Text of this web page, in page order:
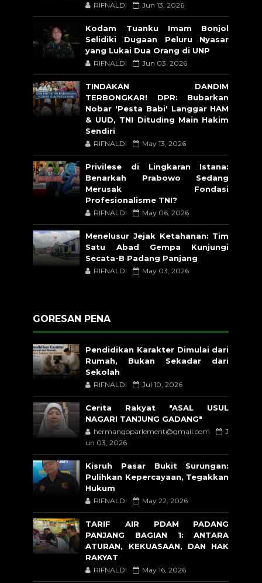
RIFNALDI Jun 13, 2026
Kodam Tuanku Imam Bonjol
Selidiki Dugaan Peluru Nyasar
yang Lukai Dua Orang di UNP
RIFNALDI Jun 03, 2026
TINDAKAN DANDIM
TERBONGKAR! DPR: Bubarkan
Nobar 'Pesta Babi' Langgar HAM
& UUD, TNI Dituding Main Hakim
Sendiri
RIFNALDI May 13, 2026
Privilese di Lingkaran Istana:
Benarkah Prabowo Sedang
Merusak Fondasi
Profesionalisme TNI?
RIFNALDI May 06, 2026
Menelusur Jejak Ketahanan: Tim
Satu Abad Gempa Kunjungi
Secata-B Padang Panjang
RIFNALDI May 03, 2026
GORESAN PENA
Pendidikan Karakter Dimulai dari
Rumah, Bukan Sekadar dari
Sekolah
RIFNALDI Jul 10, 2026
Cerita Rakyat "ASAL USUL
NAGARI TANJUNG GADANG"
hermangoparlement@gmail.com
J
un 03, 2026
Kisruh Pasar Bukit Surungan:
Pulihkan Kepercayaan, Tegakkan
Hukum
RIFNALDI May 22, 2026
TARIF AIR PDAM PADANG
PANJANG BAGIAN 1: ANTARA
ATURAN, KEKUASAAN, DAN HAK
RAKYAT
RIFNALDI May 16, 2026